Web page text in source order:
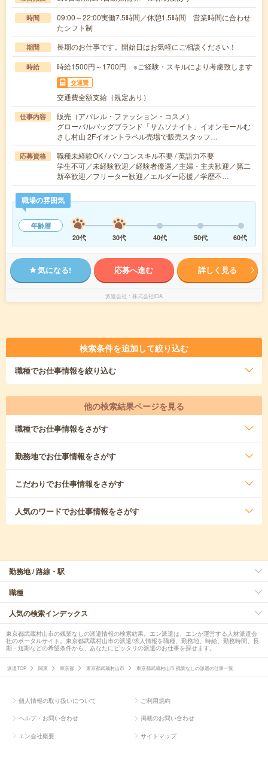
時間
09:00～22:00実働7.5時間／休憩1.5時間 営業時間に合わせ
たシフト制
期間 長期のお仕事です。開始日はお気軽にご相談ください！
時給 時給1500円～1700円 ※ご経験・スキルにより考慮致します
交通費
交通費全額支給（規定あり）
仕事内容
販売（アパレル・ファッション・コスメ）
グローバルバッグブランド「サムソナイト」イオンモールむ
さし村山 2Fイオントラベル売場で販売スタッフ…
応募資格
職種未経験OK / パソコンスキル不要 / 英語力不要
学生不可／未経験歓迎／経験者優遇／主婦・主夫歓迎／第二
新卒歓迎／フリーター歓迎／エルダー応援／学歴不…
職場の雰囲気
年齢層
20代
30代 40代 50代 60代
気になる! 応募へ進む 詳しく見る
派遣会社 株式会社iDA
検索条件を追加して絞り込む
職種でお仕事情報を絞り込む
他の検索結果ページを見る
職種でお仕事情報をさがす
勤務地でお仕事情報をさがす
こだわりでお仕事情報をさがす
人気のワードでお仕事情報をさがす
勤務地 / 路線・駅
職種
人気の検索インデックス
東京都武蔵村山市の残業なしの派遣情報の検索結果。エン派遣は、エンが運営する人材派遣会
社のポータルサイト。東京都武蔵村山市の派遣/求人情報を職種、勤務地、時給、勤務時間、長
期・短期などの希望条件から、あなたにピッタリの派遣のお仕事を探せます。
派遣TOP 関東 東京都 東京都武蔵村山市 東京都武蔵村山市 残業なしの派遣の仕事一覧
個人情報の取り扱いについて ご利用規約
ヘルプ・お問い合わせ 掲載のお問い合わせ
エン会社概要 サイトマップ